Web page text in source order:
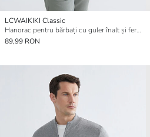
LCWAIKIKI Classic
Hanorac pentru bărbați cu guler înalt și fermoar.
89,99 RON